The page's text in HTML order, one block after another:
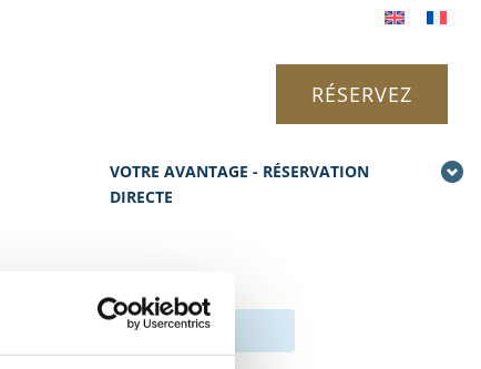
VOTRE AVANTAGE - RÉSERVATION
DIRECTE
RÉSERVEZ